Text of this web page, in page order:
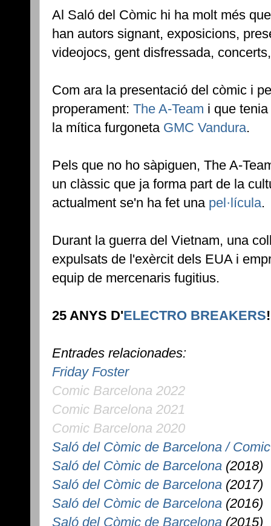
Al Saló del Còmic hi ha molt més
han autors signant, exposicions,
videojocs, gent disfressada,
Com ara la presentació del còmic i
properament: The A-Team i que
la mítica furgoneta GMC Vandura.
Pels que no ho sàpiguen, The A-
un clàssic que ja forma part de la
actualment se'n ha fet una pel·lícula.
Durant la guerra del Vietnam, una
expulsats de l'exèrcit dels EUA i
equip de mercenaris fugitius.
25 ANYS D'ELECTRO BREAKERS
Entrades relacionades:
Friday Foster
Comic Barcelona 2022
Comic Barcelona 2021
Comic Barcelona 2020
Saló del Còmic de Barcelona /
Saló del Còmic de Barcelona (2018)
Saló del Còmic de Barcelona (2017)
Saló del Còmic de Barcelona (2016)
Saló del Còmic de Barcelona (2015)